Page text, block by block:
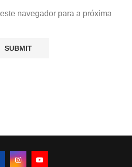
navegador para a próxima